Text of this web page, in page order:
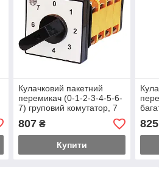
Кулачковий пакетний
перемикач (0-1-2-3-4-5-6-
7) груповий комутатор, 7
кроків, 10 А
807₴
Купити
3),
825